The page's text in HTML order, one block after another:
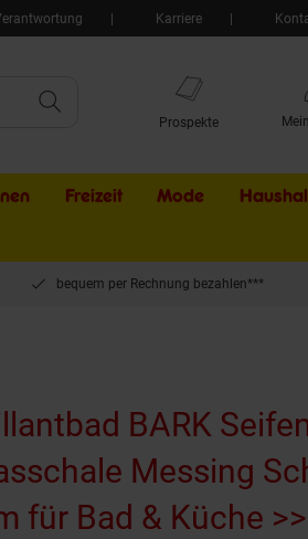
Karriere
Prospekte
Freizeit Mode
bequem per Rechnung bezahlen***
BARK
Messing
für Bad & Küche